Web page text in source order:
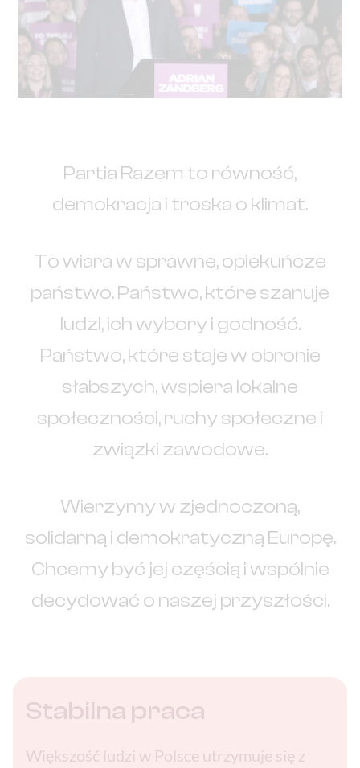
Partia Razem to równość,
demokracja i troska o klimat.
To wiara w sprawne, opiekuńcze
państwo. Państwo, które szanuje
ludzi, ich wybory i godność.
Państwo, które staje w obronie
słabszych, wspiera lokalne
społeczności, ruchy społeczne i
związki zawodowe.
Wierzymy w zjednoczoną,
solidarną i demokratyczną Europę.
Chcemy być jej częścią i wspólnie
decydować o naszej przyszłości.
Stabilna praca
Większość ludzi w Polsce utrzymuje się z